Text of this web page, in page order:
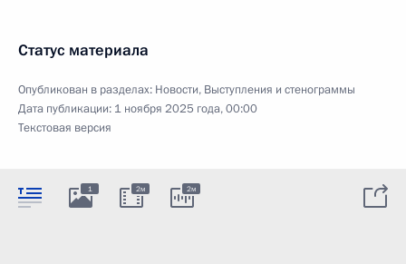
Статус материала
Опубликован в разделах: Новости, Выступления и стенограммы
Дата публикации: 1 ноября 2025 года, 00:00
Текстовая версия
1 2м 2м